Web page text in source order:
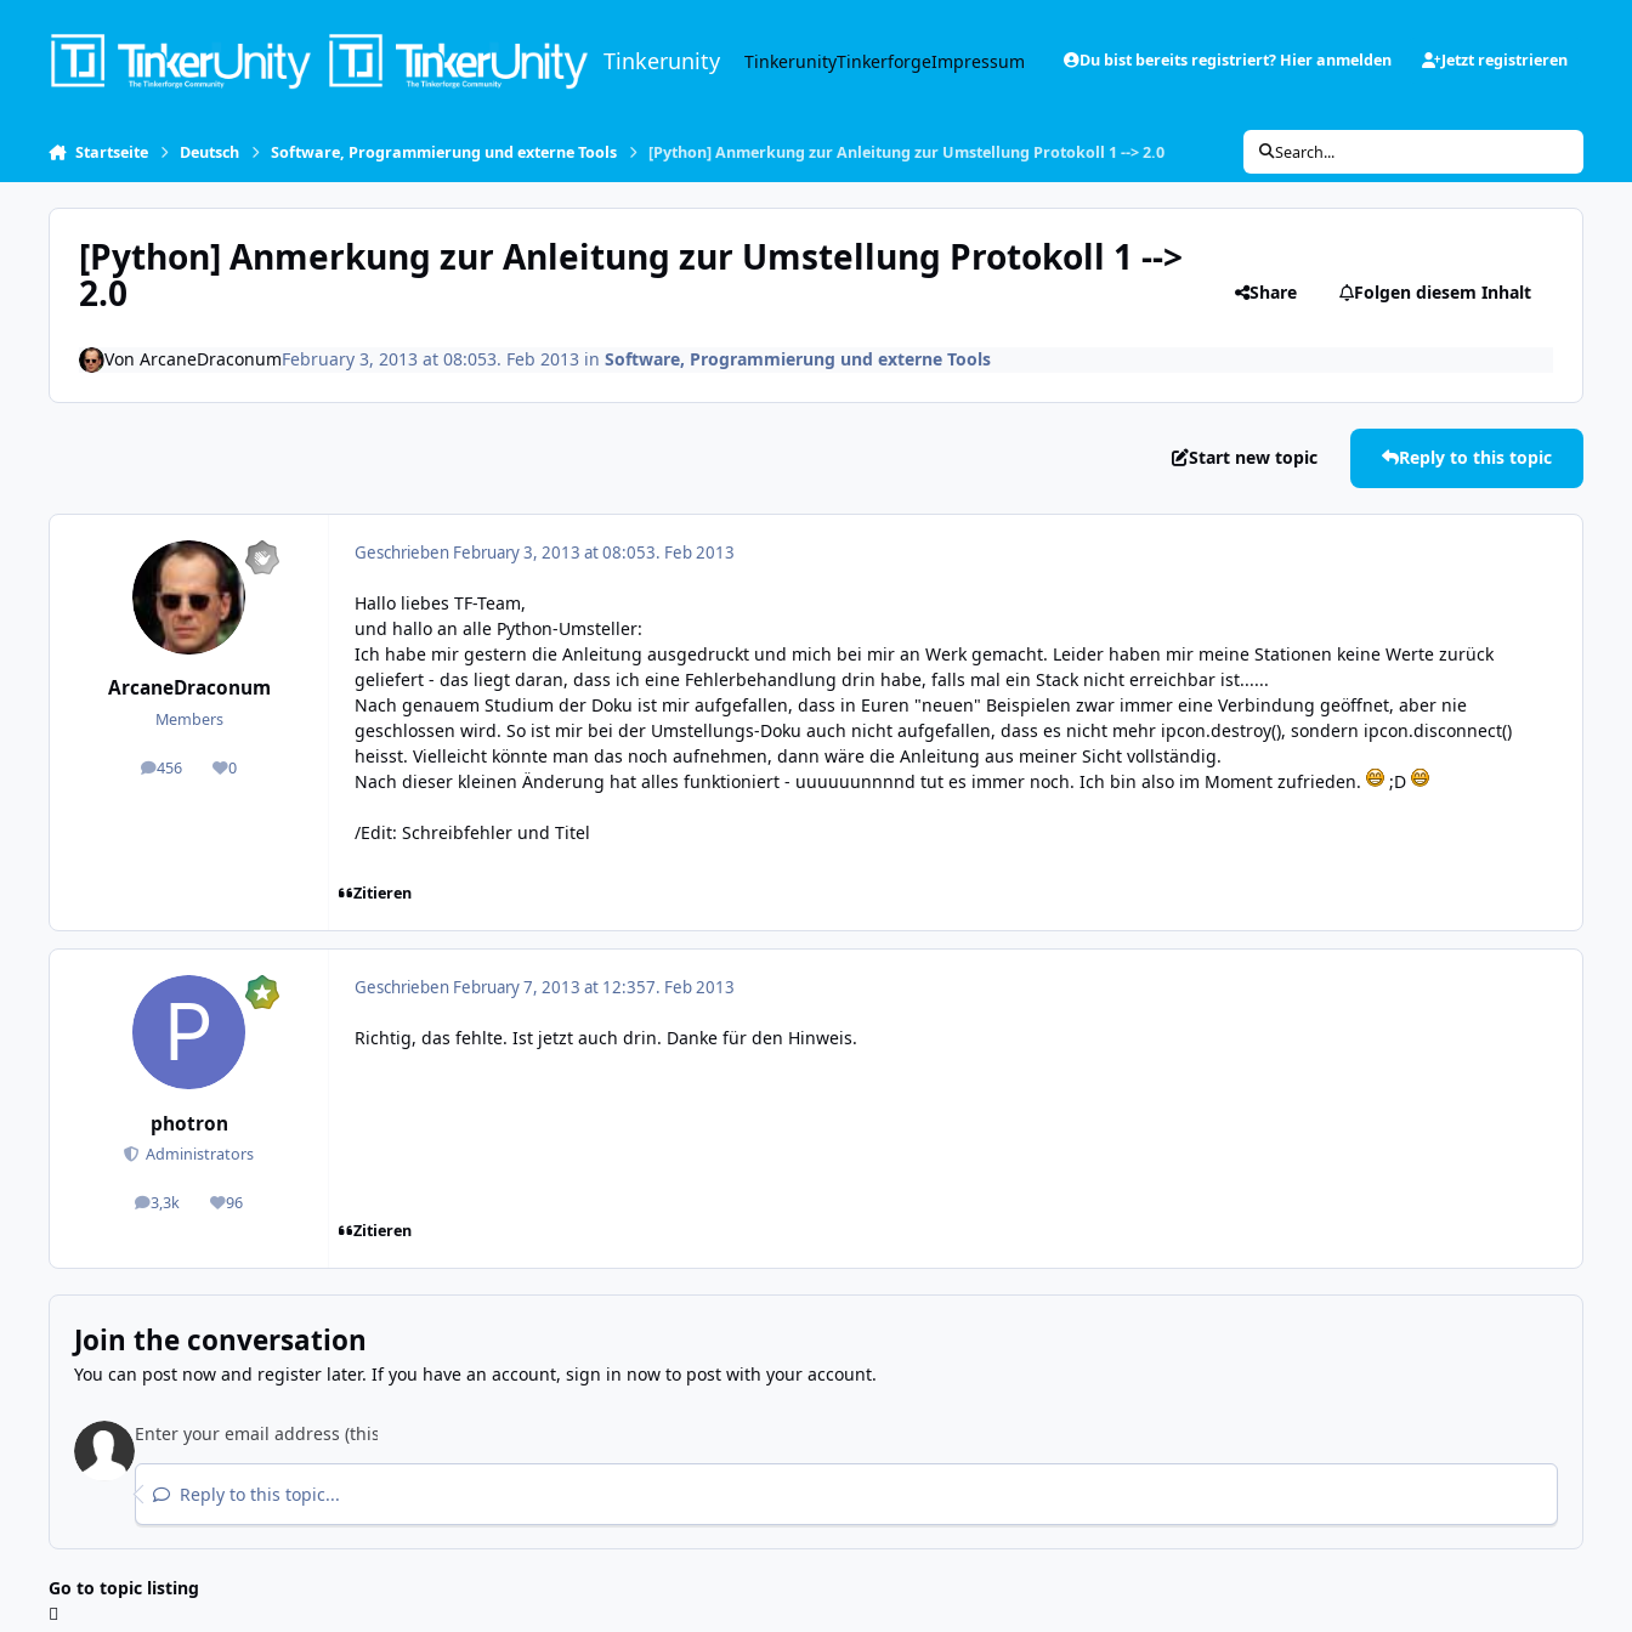
Tinkerunity TinkerunityTinkerforgeImpressum Du bist bereits registriert? Hier anmelden Jetzt registrieren
Startseite Deutsch Software, Programmierung und externe Tools [Python] Anmerkung zur Anleitung zur Umstellung Protokoll 1 --> 2.0 Search...
[Python] Anmerkung zur Anleitung zur Umstellung Protokoll 1 -->
2.0 Share Folgen diesem Inhalt
Von ArcaneDraconumFebruary 3, 2013 at 08:053. Feb 2013 in Software, Programmierung und externe Tools
Start new topic Reply to this topic
ArcaneDraconum
Members
456
posts 0
Reputation
Geschrieben February 3, 2013 at 08:053. Feb 2013
Hallo liebes TF-Team,
und hallo an alle Python-Umsteller:
Ich habe mir gestern die Anleitung ausgedruckt und mich bei mir an Werk gemacht. Leider haben mir meine Stationen keine Werte zurück
geliefert - das liegt daran, dass ich eine Fehlerbehandlung drin habe, falls mal ein Stack nicht erreichbar ist......
Nach genauem Studium der Doku ist mir aufgefallen, dass in Euren "neuen" Beispielen zwar immer eine Verbindung geöffnet, aber nie
geschlossen wird. So ist mir bei der Umstellungs-Doku auch nicht aufgefallen, dass es nicht mehr ipcon.destroy(), sondern ipcon.disconnect()
heisst. Vielleicht könnte man das noch aufnehmen, dann wäre die Anleitung aus meiner Sicht vollständig.
Nach dieser kleinen Änderung hat alles funktioniert - uuuuuunnnnd tut es immer noch. Ich bin also im Moment zufrieden.
;D
/Edit: Schreibfehler und Titel
Zitieren
photron
Administrators
3,3k
posts 96
Reputation
Geschrieben February 7, 2013 at 12:357. Feb 2013
Richtig, das fehlte. Ist jetzt auch drin. Danke für den Hinweis.
Zitieren
Join the conversation
You can post now and register later. If you have an account, sign in nowto post with your account.
Reply to this topic...
Go to topic listing